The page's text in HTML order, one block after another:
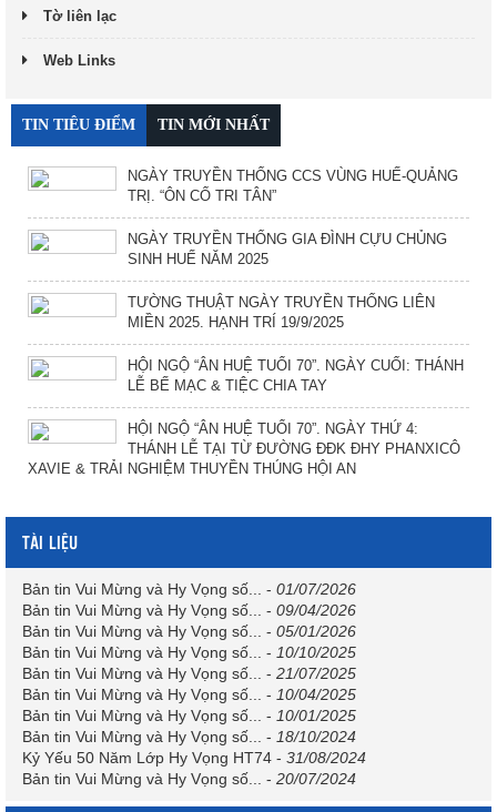
Tờ liên lạc
Web Links
TIN TIÊU ĐIỂM TIN MỚI NHẤT
NGÀY TRUYỀN THỐNG CCS VÙNG HUẾ-QUẢNG
TRỊ. “ÔN CỐ TRI TÂN”
NGÀY TRUYỀN THỐNG GIA ĐÌNH CỰU CHỦNG
SINH HUẾ NĂM 2025
TƯỜNG THUẬT NGÀY TRUYỀN THỐNG LIÊN
MIỀN 2025. HẠNH TRÍ 19/9/2025
HỘI NGỘ “ÂN HUỆ TUỔI 70”. NGÀY CUỐI: THÁNH
LỄ BẾ MẠC & TIỆC CHIA TAY
HỘI NGỘ “ÂN HUỆ TUỔI 70”. NGÀY THỨ 4:
THÁNH LỄ TẠI TỪ ĐƯỜNG ĐĐK ĐHY PHANXICÔ
XAVIE & TRẢI NGHIỆM THUYỀN THÚNG HỘI AN
TÀI LIỆU
Bản tin Vui Mừng và Hy Vọng số... - 01/07/2026
Bản tin Vui Mừng và Hy Vọng số... - 09/04/2026
Bản tin Vui Mừng và Hy Vọng số... - 05/01/2026
Bản tin Vui Mừng và Hy Vọng số... - 10/10/2025
Bản tin Vui Mừng và Hy Vọng số... - 21/07/2025
Bản tin Vui Mừng và Hy Vọng số... - 10/04/2025
Bản tin Vui Mừng và Hy Vọng số... - 10/01/2025
Bản tin Vui Mừng và Hy Vọng số... - 18/10/2024
Kỷ Yếu 50 Năm Lớp Hy Vọng HT74 - 31/08/2024
Bản tin Vui Mừng và Hy Vọng số... - 20/07/2024